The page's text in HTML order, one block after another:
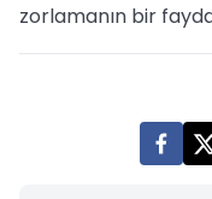
zorlamanın bir